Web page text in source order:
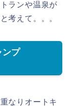
ランや温泉が
考えて。。。
ンプ
なりオートキ